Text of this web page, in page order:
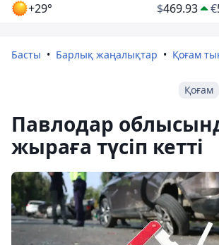
+29° $469.93 €
Басты Барлық жаңалықтар Қоғам
Қоғам
Павлодар
жыраға түсіп кетті